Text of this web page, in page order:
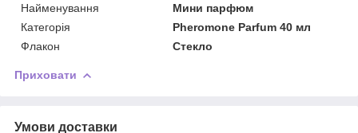
Найменування
Мини парфюм
Категорія
Pheromone Parfum 40 мл
Флакон
Стекло
Приховати
Умови доставки